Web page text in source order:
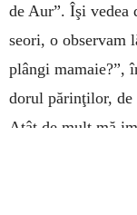
de Aur”. Îşi
seori, o observam
plângi mamaie?”,
dorul părinţilor,
Atât de mult mă